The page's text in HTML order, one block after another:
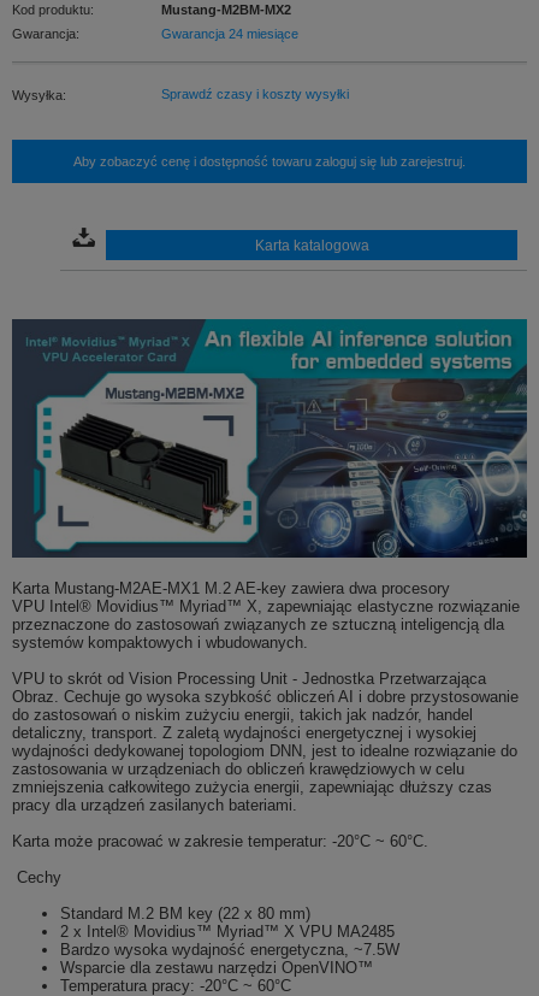
Kod produktu:
Mustang-M2BM-MX2
Gwarancja:
Gwarancja 24 miesiące
Wysyłka: Sprawdź czasy i koszty wysyłki
Aby zobaczyć cenę i dostępność towaru zaloguj się lub zarejestruj.
Karta katalogowa
Karta Mustang-M2AE-MX1 M.2 AE-key zawiera dwa procesory
VPU Intel® Movidius™ Myriad™ X, zapewniając elastyczne rozwiązanie
przeznaczone do zastosowań związanych ze sztuczną inteligencją dla
systemów kompaktowych i wbudowanych.
VPU to skrót od Vision Processing Unit - Jednostka Przetwarzająca
Obraz. Cechuje go wysoka szybkość obliczeń AI i dobre przystosowanie
do zastosowań o niskim zużyciu energii, takich jak nadzór, handel
detaliczny, transport. Z zaletą wydajności energetycznej i wysokiej
wydajności dedykowanej topologiom DNN, jest to idealne rozwiązanie do
zastosowania w urządzeniach do obliczeń krawędziowych w celu
zmniejszenia całkowitego zużycia energii, zapewniając dłuższy czas
pracy dla urządzeń zasilanych bateriami.
Karta może pracować w zakresie temperatur: -20°C ~ 60°C.
Cechy
Standard M.2 BM key (22 x 80 mm)
2 x Intel® Movidius™ Myriad™ X VPU MA2485
Bardzo wysoka wydajność energetyczna, ~7.5W
Wsparcie dla zestawu narzędzi OpenVINO™
Temperatura pracy: -20°C ~ 60°C